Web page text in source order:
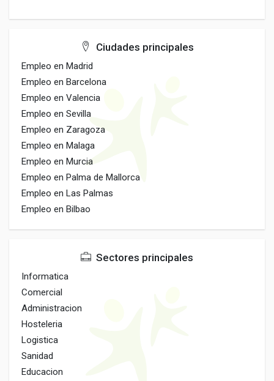
Ciudades principales
Empleo en Madrid
Empleo en Barcelona
Empleo en Valencia
Empleo en Sevilla
Empleo en Zaragoza
Empleo en Malaga
Empleo en Murcia
Empleo en Palma de Mallorca
Empleo en Las Palmas
Empleo en Bilbao
Sectores principales
Informatica
Comercial
Administracion
Hosteleria
Logistica
Sanidad
Educacion